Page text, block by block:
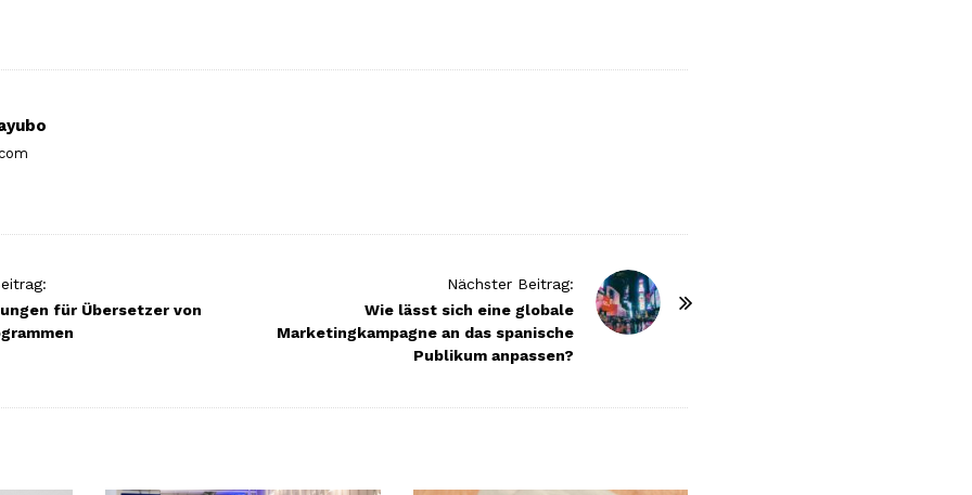
für Übersetzer von
Nächster Beitrag:
Wie lässt sich eine globale
Marketingkampagne an das spanische
Publikum anpassen?